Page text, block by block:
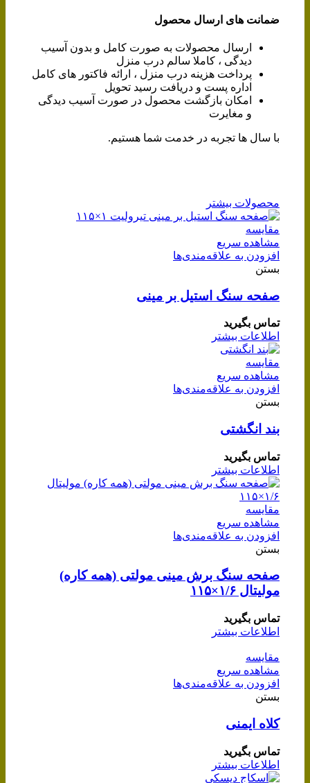
ضمانت های ارسال محصول
ارسال محصولات به صورت کامل و بدون آسیب
دیدگی ، کاملا سالم درب منزل
پرداخت هزینه درب منزل ، ارائه فاکتور های کامل
اداره پست و دریافت رسید تحویل
امکان بازگشت محصول در صورت آسیب دیدگی
و مغایرت
با سال ها تجربه در خدمت شما هستیم.
محصولات بیشتر
مقایسه
مشاهده سریع
افزودن به علاقه‌مندی‌ها
بستن
صفحه سنگ استیل بر مینی
تماس بگیرید
اطلاعات بیشتر
مقایسه
مشاهده سریع
افزودن به علاقه‌مندی‌ها
بستن
بند انگشتی
تماس بگیرید
اطلاعات بیشتر
مقایسه
مشاهده سریع
افزودن به علاقه‌مندی‌ها
بستن
صفحه سنگ برش مینی مولتی (همه کاره)
مولیتال ۱/۶×۱۱۵
تماس بگیرید
اطلاعات بیشتر
مقایسه
مشاهده سریع
افزودن به علاقه‌مندی‌ها
بستن
کلاه ایمنی
تماس بگیرید
اطلاعات بیشتر